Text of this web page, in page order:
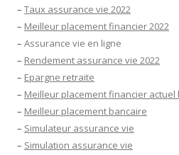
– Taux assurance vie 2022
– Meilleur placement financier 2022
– Assurance vie en ligne
– Rendement assurance vie 2022
– Epargne retraite
– Meilleur placement financier actuel
– Meilleur placement bancaire
– Simulateur assurance vie
– Simulation assurance vie